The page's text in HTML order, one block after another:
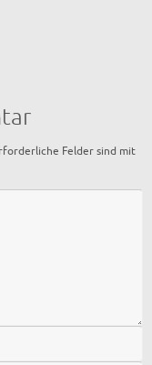
Felder sind mit